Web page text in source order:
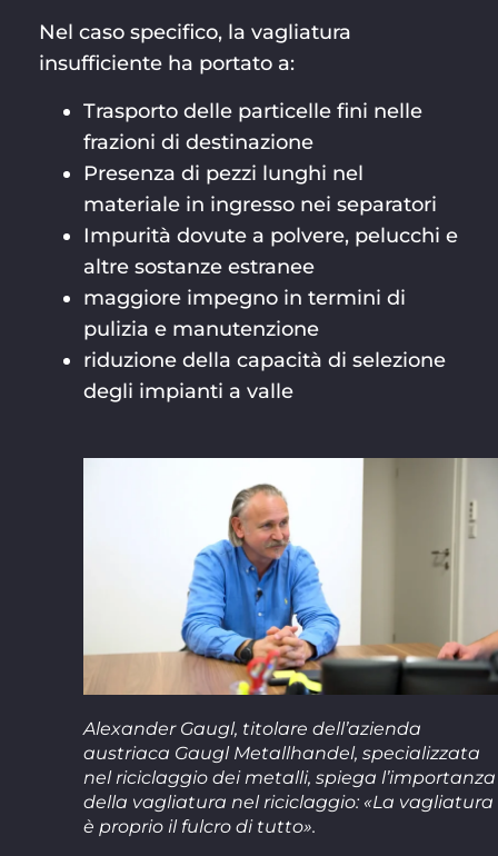
Nel caso specifico, la vagliatura
insufficiente ha portato a:
Trasporto delle particelle fini nelle
frazioni di destinazione
Presenza di pezzi lunghi nel
materiale in ingresso nei separatori
Impurità dovute a polvere, pelucchi e
altre sostanze estranee
maggiore impegno in termini di
pulizia e manutenzione
riduzione della capacità di selezione
degli impianti a valle
Alexander Gaugl, titolare dell’azienda
austriaca Gaugl Metallhandel, specializzata
nel riciclaggio dei metalli, spiega l’importanza
della vagliatura nel riciclaggio: «La vagliatura
è proprio il fulcro di tutto».